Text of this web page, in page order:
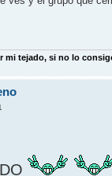
mi tejado, si no lo